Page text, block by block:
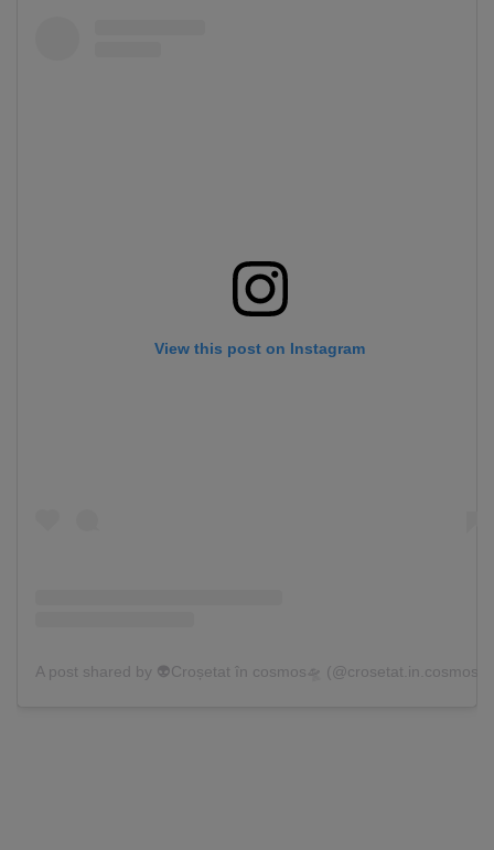
View this post on Instagram
A post shared by 👽Croșetat în cosmos🛸 (@crosetat.in.cosmos)